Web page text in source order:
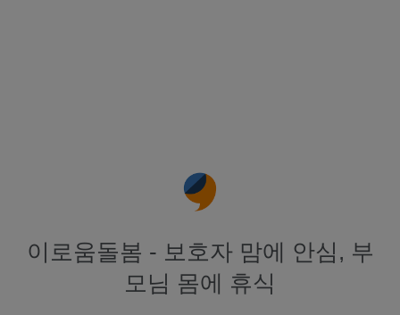
이로움돌봄 - 보호자 맘에 안심, 부
모님 몸에 휴식